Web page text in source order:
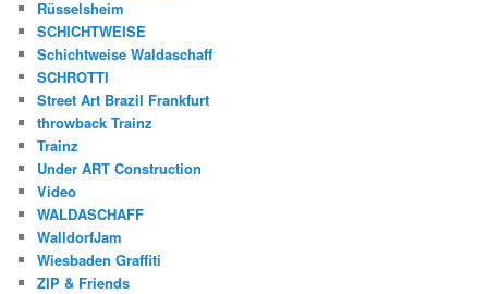
Rüsselsheim
SCHICHTWEISE
Schichtweise Waldaschaff
SCHROTTI
Street Art Brazil Frankfurt
throwback Trainz
Trainz
Under ART Construction
Video
WALDASCHAFF
WalldorfJam
Wiesbaden Graffiti
ZIP & Friends